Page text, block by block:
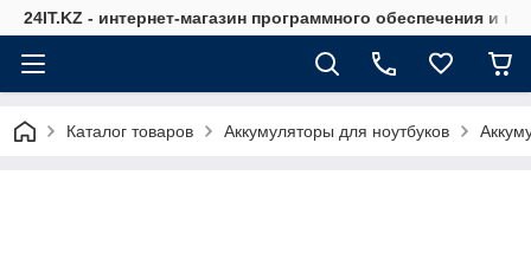
24IT.KZ - интернет-магазин программного обеспечения и
Каталог товаров Аккумуляторы для ноутбуков